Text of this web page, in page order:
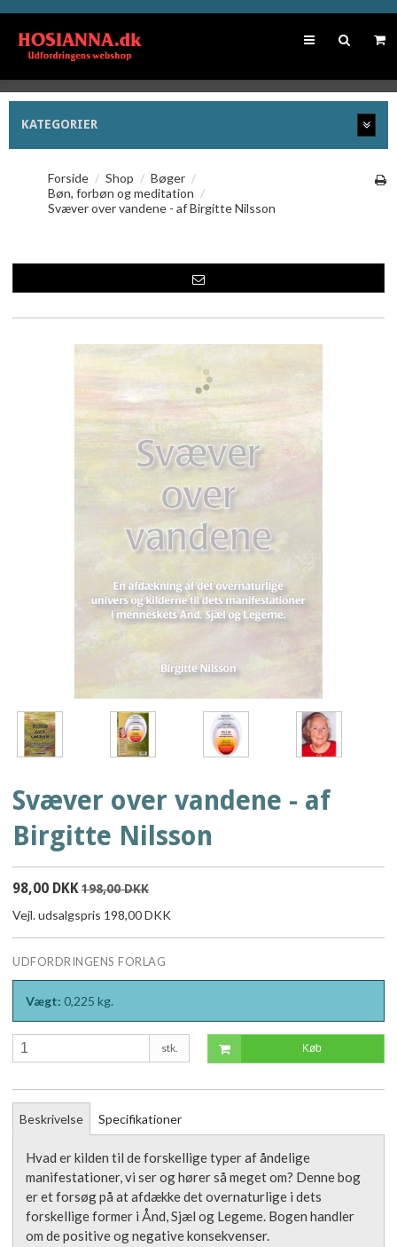
KATEGORIER
Forside / Shop / Bøger /
Bøn, forbøn og meditation /
Svæver over vandene - af Birgitte Nilsson
Svæver over vandene - af
Birgitte Nilsson
98,00 DKK198,00 DKK
Vejl. udsalgspris 198,00 DKK
UDFORDRINGENS FORLAG
Vægt: 0,225 kg.
stk. Køb
Beskrivelse Specifikationer
Hvad er kilden til de forskellige typer af åndelige
manifestationer, vi ser og hører så meget om? Denne bog
er et forsøg på at afdække det overnaturlige i dets
forskellige former i Ånd, Sjæl og Legeme. Bogen handler
om de positive og negative konsekvenser.